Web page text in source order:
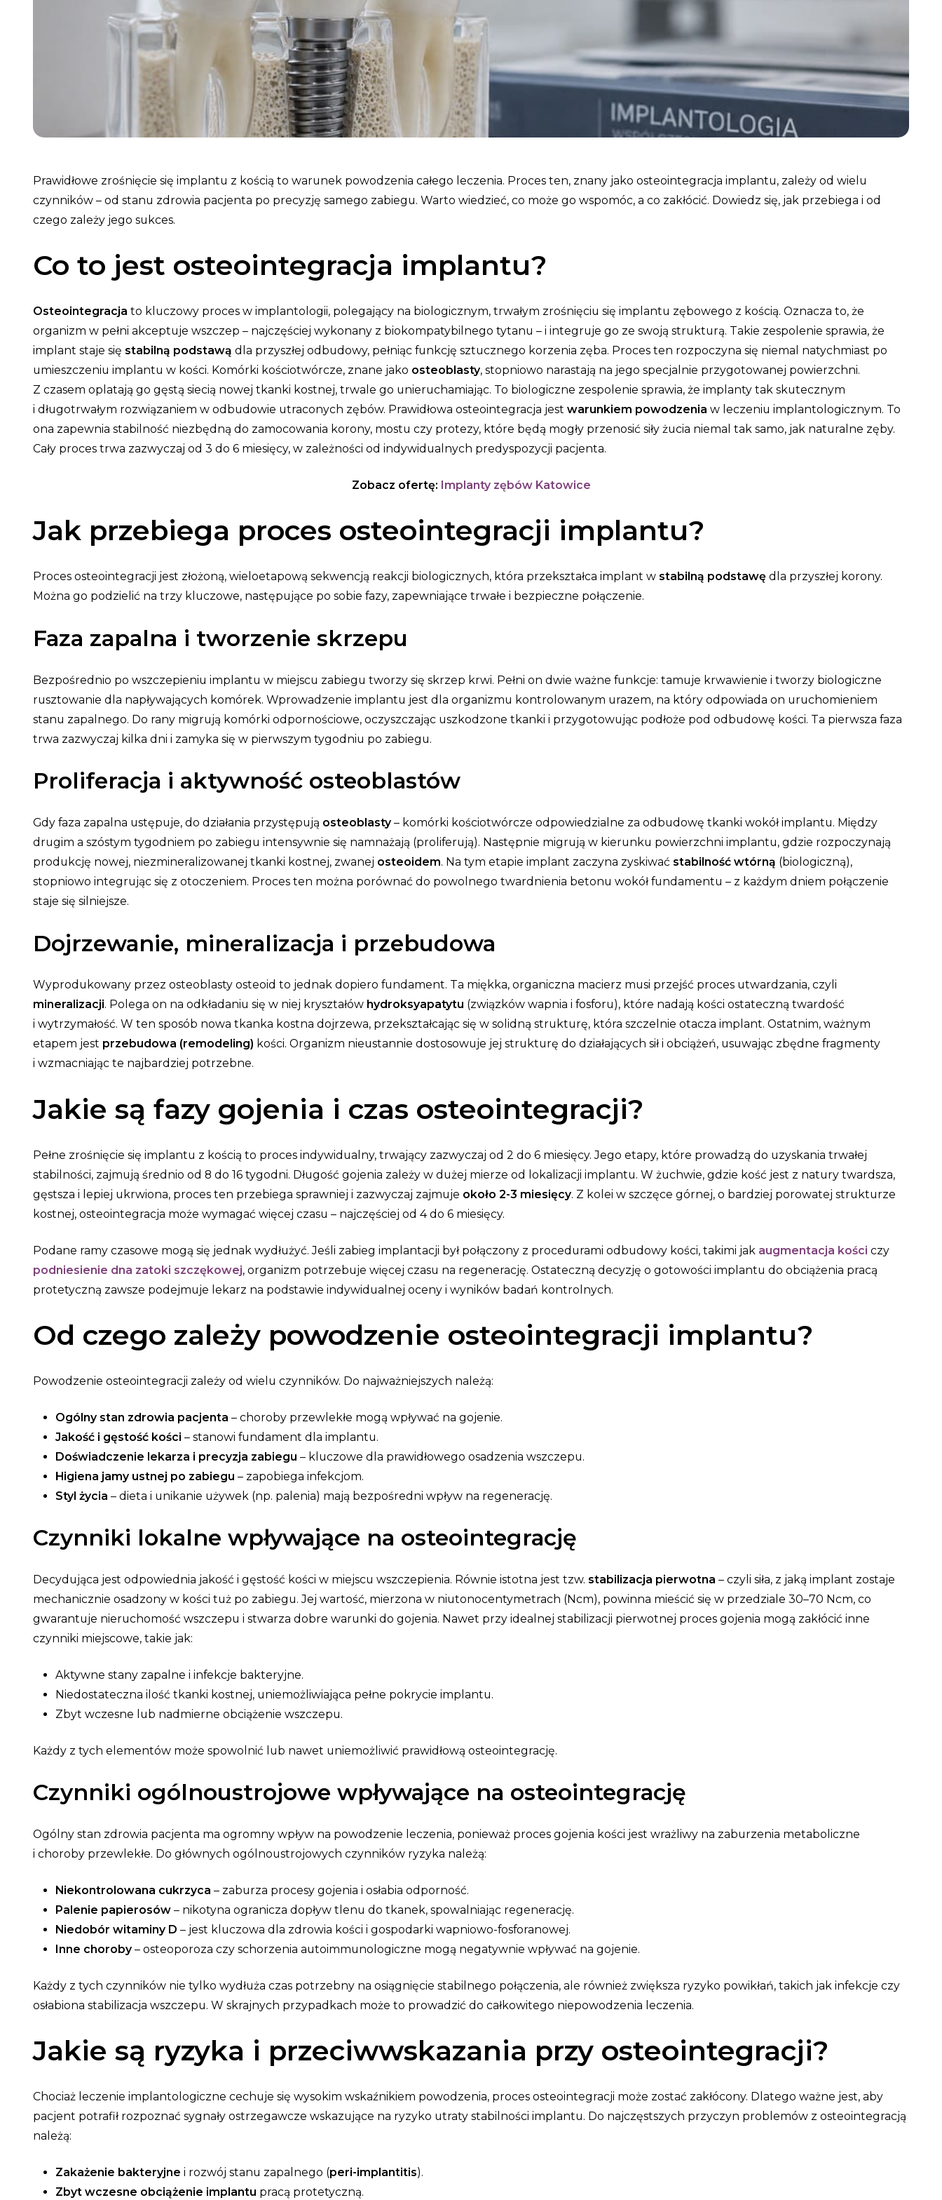
Protezy zębowe
Prawidłowe zrośnięcie się implantu z kością to warunek powodzenia całego leczenia. Proces ten, znany jako osteointegracja implantu, zależy od wielu
czynników – od stanu zdrowia pacjenta po precyzję samego zabiegu. Warto wiedzieć, co może go wspomóc, a co zakłócić. Dowiedz się, jak przebiega i od
czego zależy jego sukces.
Co to jest osteointegracja implantu?
Osteointegracja to kluczowy proces w implantologii, polegający na biologicznym, trwałym zrośnięciu się implantu zębowego z kością. Oznacza to, że
organizm w pełni akceptuje wszczep – najczęściej wykonany z biokompatybilnego tytanu – i integruje go ze swoją strukturą. Takie zespolenie sprawia, że
implant staje się stabilną podstawą dla przyszłej odbudowy, pełniąc funkcję sztucznego korzenia zęba. Proces ten rozpoczyna się niemal natychmiast po
umieszczeniu implantu w kości. Komórki kościotwórcze, znane jako osteoblasty, stopniowo narastają na jego specjalnie przygotowanej powierzchni.
Z czasem oplatają go gęstą siecią nowej tkanki kostnej, trwale go unieruchamiając. To biologiczne zespolenie sprawia, że implanty tak skutecznym
i długotrwałym rozwiązaniem w odbudowie utraconych zębów. Prawidłowa osteointegracja jestwarunkiem powodzenia w leczeniu implantologicznym. To
ona zapewnia stabilność niezbędną do zamocowania korony, mostu czy protezy, które będą mogły przenosić siły żucia niemal tak samo, jak naturalne zęby.
Cały proces trwa zazwyczaj od 3 do 6 miesięcy, w zależności od indywidualnych predyspozycji pacjenta.
Zobacz ofertę: Implanty zębów Katowice
Jak przebiega proces osteointegracji implantu?
Proces osteointegracji jest złożoną, wieloetapową sekwencją reakcji biologicznych, która przekształca implant w stabilną podstawę dla przyszłej korony.
Można go podzielić na trzy kluczowe, następujące po sobie fazy, zapewniające trwałe i bezpieczne połączenie.
Faza zapalna i tworzenie skrzepu
Bezpośrednio po wszczepieniu implantu w miejscu zabiegu tworzy się skrzep krwi. Pełni on dwie ważne funkcje: tamuje krwawienie i tworzy biologiczne
rusztowanie dla napływających komórek. Wprowadzenie implantu jest dla organizmu kontrolowanym urazem, na który odpowiada on uruchomieniem
stanu zapalnego. Do rany migrują komórki odpornościowe, oczyszczając uszkodzone tkanki i przygotowując podłoże pod odbudowę kości. Ta pierwsza faza
trwa zazwyczaj kilka dni i zamyka się w pierwszym tygodniu po zabiegu.
Proliferacja i aktywność osteoblastów
Gdy faza zapalna ustępuje, do działania przystępują osteoblasty – komórki kościotwórcze odpowiedzialne za odbudowę tkanki wokół implantu. Między
drugim a szóstym tygodniem po zabiegu intensywnie się namnażają (proliferują). Następnie migrują w kierunku powierzchni implantu, gdzie rozpoczynają
produkcję nowej, niezmineralizowanej tkanki kostnej, zwanej osteoidem. Na tym etapie implant zaczyna zyskiwać stabilność wtórną (biologiczną),
stopniowo integrując się z otoczeniem. Proces ten można porównać do powolnego twardnienia betonu wokół fundamentu – z każdym dniem połączenie
staje się silniejsze.
Dojrzewanie, mineralizacja i przebudowa
Wyprodukowany przez osteoblasty osteoid to jednak dopiero fundament. Ta miękka, organiczna macierz musi przejść proces utwardzania, czyli
mineralizacji. Polega on na odkładaniu się w niej kryształów hydroksyapatytu (związków wapnia i fosforu), które nadają kości ostateczną twardość
i wytrzymałość. W ten sposób nowa tkanka kostna dojrzewa, przekształcając się w solidną strukturę, która szczelnie otacza implant. Ostatnim, ważnym
etapem jest przebudowa (remodeling) kości. Organizm nieustannie dostosowuje jej strukturę do działających sił i obciążeń, usuwając zbędne fragmenty
i wzmacniając te najbardziej potrzebne.
Jakie są fazy gojenia i czas osteointegracji?
Pełne zrośnięcie się implantu z kością to proces indywidualny, trwający zazwyczaj od 2 do 6 miesięcy. Jego etapy, które prowadzą do uzyskania trwałej
stabilności, zajmują średnio od 8 do 16 tygodni. Długość gojenia zależy w dużej mierze od lokalizacji implantu. W żuchwie, gdzie kość jest z natury twardsza,
gęstsza i lepiej ukrwiona, proces ten przebiega sprawniej i zazwyczaj zajmuje około 2-3 miesięcy. Z kolei w szczęce górnej, o bardziej porowatej strukturze
kostnej, osteointegracja może wymagać więcej czasu – najczęściej od 4 do 6 miesięcy.
Podane ramy czasowe mogą się jednak wydłużyć. Jeśli zabieg implantacji był połączony z procedurami odbudowy kości, takimi jak augmentacja kości czy
podniesienie dna zatoki szczękowej, organizm potrzebuje więcej czasu na regenerację. Ostateczną decyzję o gotowości implantu do obciążenia pracą
protetyczną zawsze podejmuje lekarz na podstawie indywidualnej oceny i wyników badań kontrolnych.
Od czego zależy powodzenie osteointegracji implantu?
Powodzenie osteointegracji zależy od wielu czynników. Do najważniejszych należą:
Ogólny stan zdrowia pacjenta – choroby przewlekłe mogą wpływać na gojenie.
Jakość i gęstość kości – stanowi fundament dla implantu.
Doświadczenie lekarza i precyzja zabiegu – kluczowe dla prawidłowego osadzenia wszczepu.
Higiena jamy ustnej po zabiegu – zapobiega infekcjom.
Styl życia– dieta i unikanie używek (np. palenia) mają bezpośredni wpływ na regenerację.
Czynniki lokalne wpływające na osteointegrację
Decydująca jest odpowiednia jakość i gęstość kości w miejscu wszczepienia. Równie istotna jest tzw. stabilizacja pierwotna – czyli siła, z jaką implant zostaje
mechanicznie osadzony w kości tuż po zabiegu. Jej wartość, mierzona w niutonocentymetrach (Ncm), powinna mieścić się w przedziale 30–70 Ncm, co
gwarantuje nieruchomość wszczepu i stwarza dobre warunki do gojenia. Nawet przy idealnej stabilizacji pierwotnej proces gojenia mogą zakłócić inne
czynniki miejscowe, takie jak:
Aktywne stany zapalne i infekcje bakteryjne.
Niedostateczna ilość tkanki kostnej, uniemożliwiająca pełne pokrycie implantu.
Zbyt wczesne lub nadmierne obciążenie wszczepu.
Każdy z tych elementów może spowolnić lub nawet uniemożliwić prawidłową osteointegrację.
Czynniki ogólnoustrojowe wpływające na osteointegrację
Ogólny stan zdrowia pacjenta ma ogromny wpływ na powodzenie leczenia, ponieważ proces gojenia kości jest wrażliwy na zaburzenia metaboliczne
i choroby przewlekłe. Do głównych ogólnoustrojowych czynników ryzyka należą:
Niekontrolowana cukrzyca – zaburza procesy gojenia i osłabia odporność.
Palenie papierosów – nikotyna ogranicza dopływ tlenu do tkanek, spowalniając regenerację.
Niedobór witaminy D – jest kluczowa dla zdrowia kości i gospodarki wapniowo-fosforanowej.
Inne choroby – osteoporoza czy schorzenia autoimmunologiczne mogą negatywnie wpływać na gojenie.
Każdy z tych czynników nie tylko wydłuża czas potrzebny na osiągnięcie stabilnego połączenia, ale również zwiększa ryzyko powikłań, takich jak infekcje czy
osłabiona stabilizacja wszczepu. W skrajnych przypadkach może to prowadzić do całkowitego niepowodzenia leczenia.
Jakie są ryzyka i przeciwwskazania przy osteointegracji?
Chociaż leczenie implantologiczne cechuje się wysokim wskaźnikiem powodzenia, proces osteointegracji może zostać zakłócony. Dlatego ważne jest, aby
pacjent potrafił rozpoznać sygnały ostrzegawcze wskazujące na ryzyko utraty stabilności implantu. Do najczęstszych przyczyn problemów z osteointegracją
należą:
Zakażenie bakteryjnei rozwój stanu zapalnego (peri-implantitis).
Zbyt wczesne obciążenie implantu pracą protetyczną.